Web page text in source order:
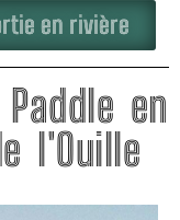
en rivière
en
l'Ouille